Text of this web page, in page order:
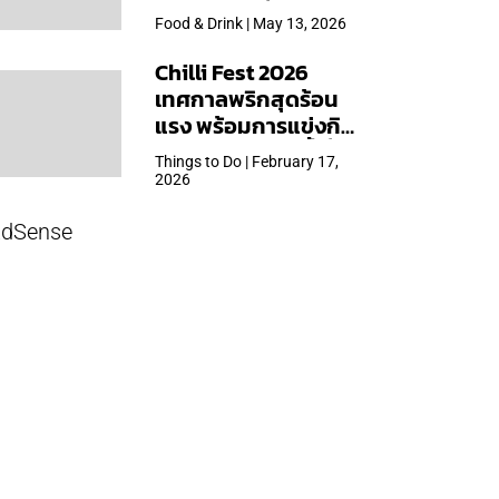
ใหญ่สุดเท่าที่เคยจัดมา
Food & Drink | May 13, 2026
Chilli Fest 2026
เทศกาลพริกสุดร้อน
แรง พร้อมการแข่งกิน
พริก จัด 28 มี.ค.นี้ ที่โรง
แรมคิมป์ตัน มาลัยฯ
Things to Do | February 17,
2026